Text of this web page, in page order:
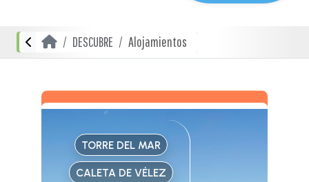
DESCUBRE Alojamientos
TORRE DEL MAR
CALETA DE VÉLEZ